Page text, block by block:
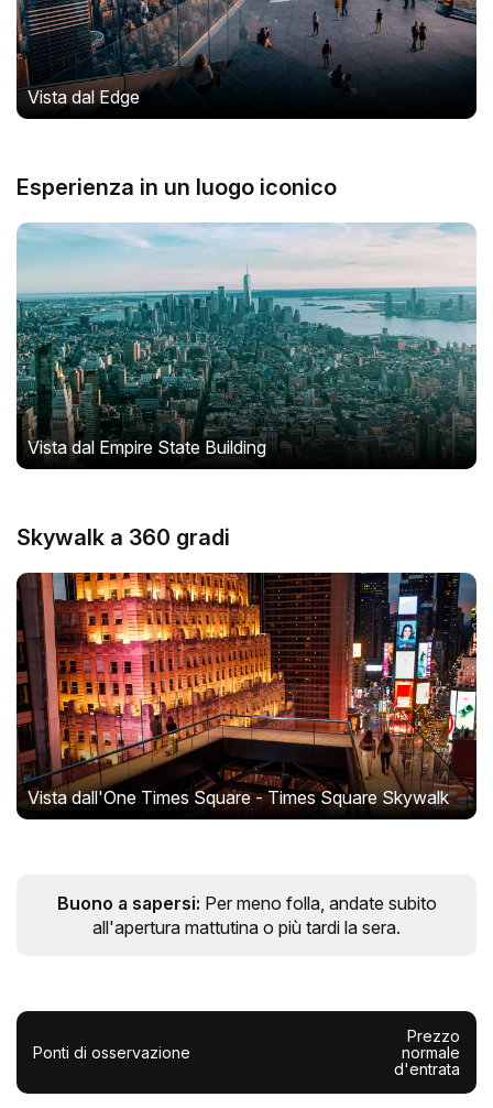
Vista dal Edge
Esperienza in un luogo iconico
Vista dal Empire State Building
Skywalk a 360 gradi
Vista dall'One Times Square - Times Square Skywalk
Buono a sapersi: Per meno folla, andate subito
all'apertura mattutina o più tardi la sera.
Ponti di osservazione
Prezzo
normale
d'entrata